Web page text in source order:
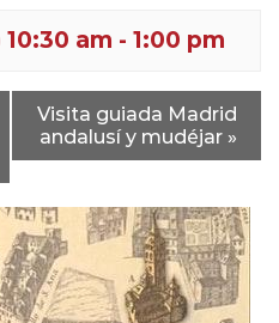
am - 1:00 pm
Visita guiada Madrid
andalusí y mudéjar »